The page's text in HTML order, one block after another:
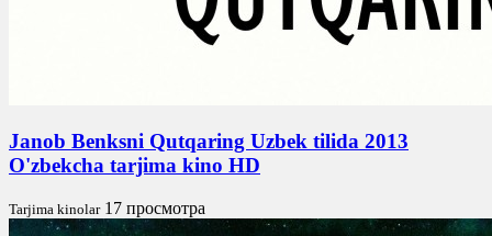
Janob Benksni Qutqaring Uzbek tilida 2013
O'zbekcha tarjima kino HD
Tarjima kinolar 17 просмотра